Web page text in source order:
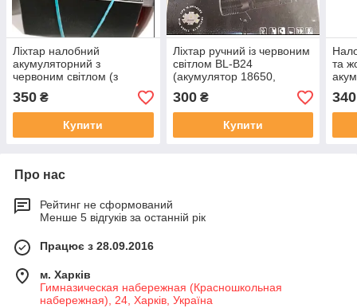
Ліхтар налобний
акумуляторний з
червоним світлом (з
датчиком на пам'ять та
включен,з синім та зелени
коліром)
350 ₴
Купити
Ліхтар ручний із червоним
світлом BL-В24
(акумулятор 18650,
зарядний пристрій на usd)
*
300₴
Купити
та
340
Про нас
Рейтинг не сформований
Менше 5 відгуків за останній рік
Працює з 28.09.2016
м. Харків
Гимназическая набережная (Красношкольная
набережная), 24, Харків, Україна